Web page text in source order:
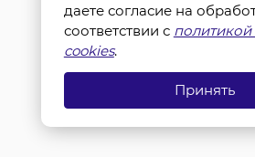
даете согласие на
соответствии с
cookies.
Принять